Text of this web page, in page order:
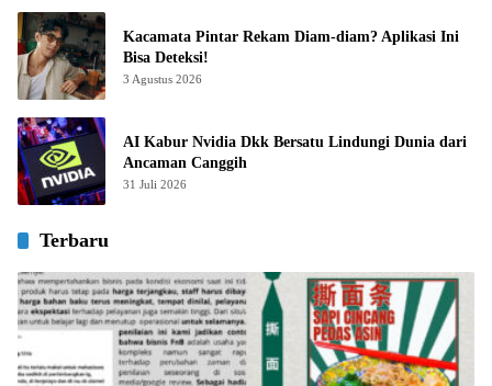
Kacamata Pintar Rekam Diam-diam? Aplikasi Ini
Bisa Deteksi!
3 Agustus 2026
AI Kabur Nvidia Dkk Bersatu Lindungi Dunia dari
Ancaman Canggih
31 Juli 2026
Terbaru